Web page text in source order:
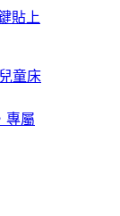
貼上
童床
專屬